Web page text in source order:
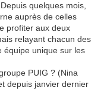
quelques mois,
auprès de celles
profiter aux deux
relayant chacun des
équipe unique sur les
PUIG ? (Nina
depuis janvier dernier